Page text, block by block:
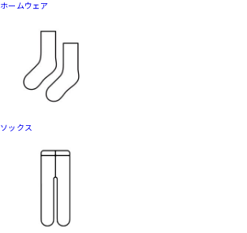
ホームウェア
ソックス